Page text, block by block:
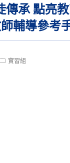
傳承 點亮
輔導參考
Post實習組